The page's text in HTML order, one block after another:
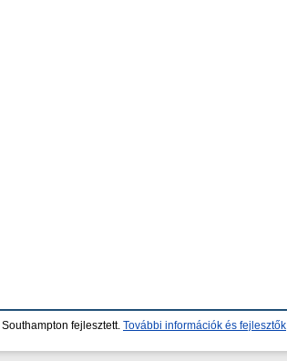
Southampton fejlesztett. További információk és fejlesztők